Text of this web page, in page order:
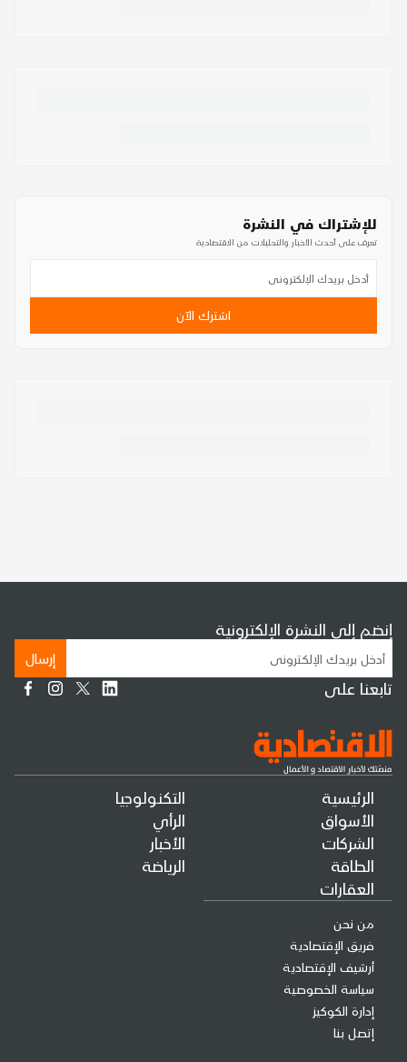
للإشتراك في النشرة
تعرف على أحدث الأخبار والتحليلات من الاقتصادية
اشترك الآن
الرئيسية
الأسواق
الشركات
الطاقة
العقارات
التكنولوجيا
الرأي
الأخبار
الرياضة
من نحن
فريق الإقتصادية
أرشيف الإقتصادية
سياسة الخصوصية
إدارة الكوكيز
إتصل بنا
إنضم إلى النشرة الإلكترونية
إرسال
تابعنا على